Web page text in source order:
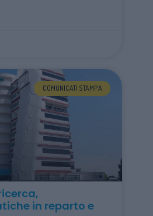
COMUNICATI STAMPA
in reparto e